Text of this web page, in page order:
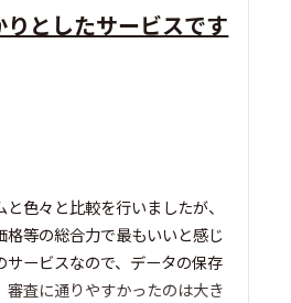
としたサービスです
色々と比較を行いましたが、
格等の総合力で最もいいと感じ
サービスなので、データの保存
審査に通りやすかったのは大き